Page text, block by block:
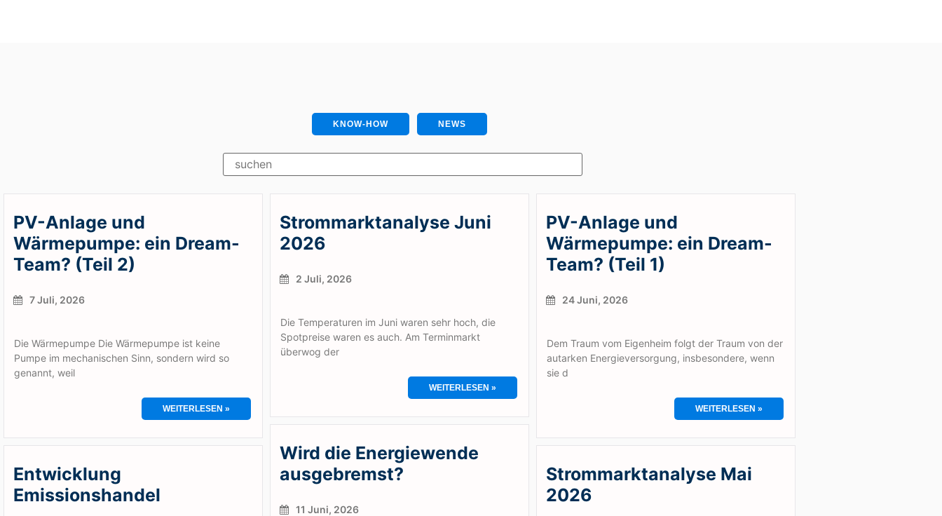
KNOW-HOW NEWS
PV-Anlage und
Wärmepumpe: ein Dream-
Team? (Teil 2)
7 Juli, 2026
Die Wärmepumpe Die Wärmepumpe ist keine
Pumpe im mechanischen Sinn, sondern wird so
genannt, weil
WEITERLESEN »
Strommarktanalyse Juni
2026
2 Juli, 2026
Die Temperaturen im Juni waren sehr hoch, die
Spotpreise waren es auch. Am Terminmarkt
überwog der
WEITERLESEN »
PV-Anlage und
Wärmepumpe: ein Dream-
Team? (Teil 1)
24 Juni, 2026
Dem Traum vom Eigenheim folgt der Traum von der
autarken Energieversorgung, insbesondere, wenn
sie d
WEITERLESEN »
Entwicklung
Emissionshandel
Wird die Energiewende
ausgebremst?
11 Juni, 2026
Strommarktanalyse Mai
2026